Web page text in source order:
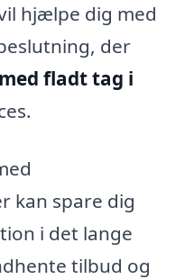
hjælpe dig med
der
fladt tag i
kan spare dig
i det lange
tilbud og